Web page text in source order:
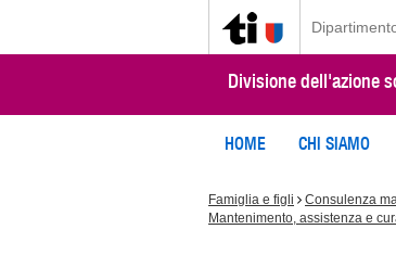
Divisione dell'azione
HOME CHI SIAMO
Famiglia e figli
Consulenza
Mantenimento, assistenza e